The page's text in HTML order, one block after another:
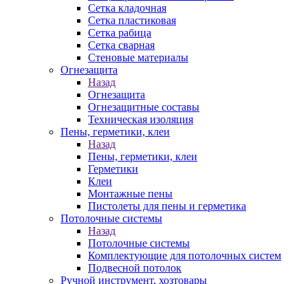
Сетка кладочная
Сетка пластиковая
Сетка рабица
Сетка сварная
Стеновые материалы
Огнезащита
Назад
Огнезащита
Огнезащитные составы
Техническая изоляция
Пены, герметики, клеи
Назад
Пены, герметики, клеи
Герметики
Клеи
Монтажные пены
Пистолеты для пены и герметика
Потолочные системы
Назад
Потолочные системы
Комплектующие для потолочных систем
Подвесной потолок
Ручной инструмент, хозтовары